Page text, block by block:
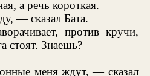
а речь короткая.
— сказал Бата.
против кручи,
стоят. Знаешь?
меня ждут, — сказал